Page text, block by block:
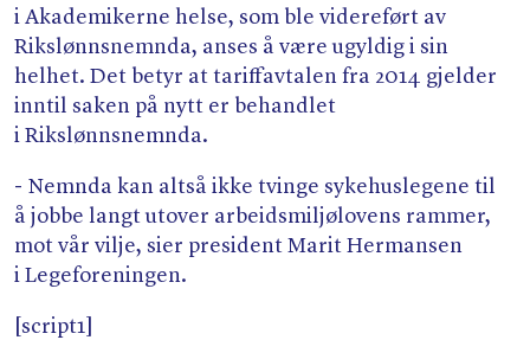
i Akademikerne helse, som ble videreført av
Rikslønnsnemnda, anses å være ugyldig i sin
helhet. Det betyr at tariffavtalen fra 2014 gjelder
inntil saken på nytt er behandlet
i Rikslønnsnemnda.
- Nemnda kan altså ikke tvinge sykehuslegene til
å jobbe langt utover arbeidsmiljølovens rammer,
mot vår vilje, sier president Marit Hermansen
i Legeforeningen.
[script1]